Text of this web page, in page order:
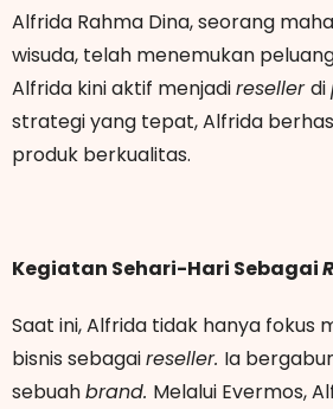
Alfrida Rahma Dina, seorang
wisuda, telah menemukan
Alfrida kini aktif menjadiresellerdi
strategi yang tepat, Alfrida
produk berkualitas.
Kegiatan Sehari-Hari Sebagai
Saat ini, Alfrida tidak hanya fokus
bisnis sebagaireseller. Ia
sebuahbrand. Melalui Evermos,